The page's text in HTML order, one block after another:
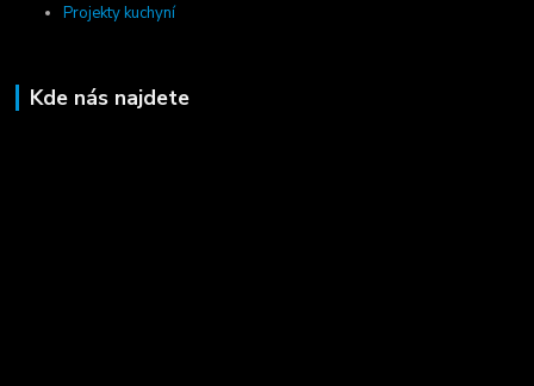
Projekty kuchyní
Kde nás najdete